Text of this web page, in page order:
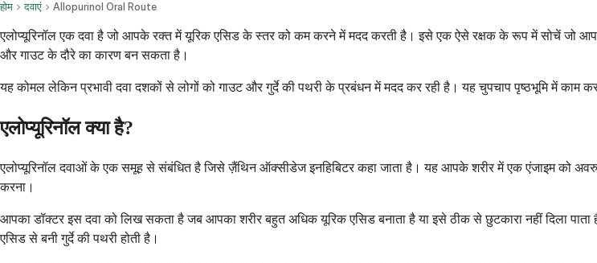
होम दवाएं Allopurinol Oral Route
एलोप्यूरिनॉल एक दवा है जो आपके रक्त में यूरिक एसिड के स्तर को कम करने में मदद करती है। इसे एक ऐसे रक्षक के रूप में सोचें जो
और गाउट के दौरे का कारण बन सकता है।
यह कोमल लेकिन प्रभावी दवा दशकों से लोगों को गाउट और गुर्दे की पथरी के प्रबंधन में मदद कर रही है। यह चुपचाप पृष्ठभूमि में
एलोप्यूरिनॉल क्या है?
एलोप्यूरिनॉल दवाओं के एक समूह से संबंधित है जिसे ज़ैंथिन ऑक्सीडेज इनहिबिटर कहा जाता है। यह आपके शरीर में एक एंजाइम को
करना।
आपका डॉक्टर इस दवा को लिख सकता है जब आपका शरीर बहुत अधिक यूरिक एसिड बनाता है या इसे ठीक से छुटकारा नहीं दिला
एसिड से बनी गुर्दे की पथरी होती है।